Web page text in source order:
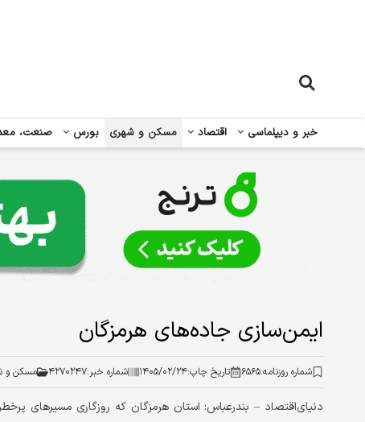
خبر و دیپلماسی اقتصاد مسکن و شهری بورس صنعت،
ایمن‌سازی جاده‌های هرمزگان
شماره روزنامه:۶۵۶۵ تاریخ چاپ:۱۴۰۵/۰۲/۲۴ شماره خبر:۴۲۷۰۲۴۷ مسکن و
دنیای‌اقتصاد – بندرعباس: استان هرمزگان که روزگاری مسیرهای